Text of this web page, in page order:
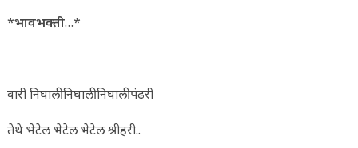
*भावभक्ती…*
वारी निघाली निघाली निघाली पंढरी
तेथे भेटेल भेटेल भेटेल श्रीहरी..